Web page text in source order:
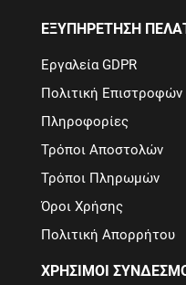
ΕΞΥΠΗΡΕΤΗΣΗ
Εργαλεία GDPR
Πολιτική Επιστροφών
Πληροφορίες
Τρόποι Αποστολών
Τρόποι Πληρωμών
Όροι Χρήσης
Πολιτική Απορρήτου
ΧΡΗΣΙΜΟΙ